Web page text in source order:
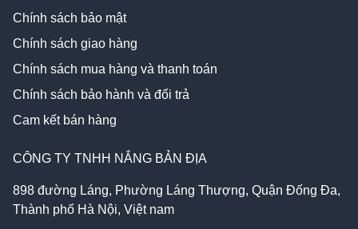
CÔNG TY TNHH NẮNG BẢN ĐỊA
898 đường Láng, Phường Láng Thượng, Quận Đống Đa,
Thành phố Hà Nội, Việt nam
Chính sách bảo mật
Chính sách giao hàng
Chính sách mua hàng và thanh toán
Chính sách bảo hành và đổi trả
Cam kết bán hàng